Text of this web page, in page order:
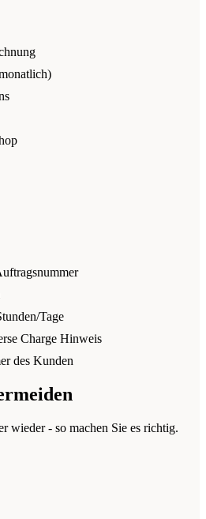
Tage
Charge Hinweis
des Kunden
wieder - so machen Sie es richtig.